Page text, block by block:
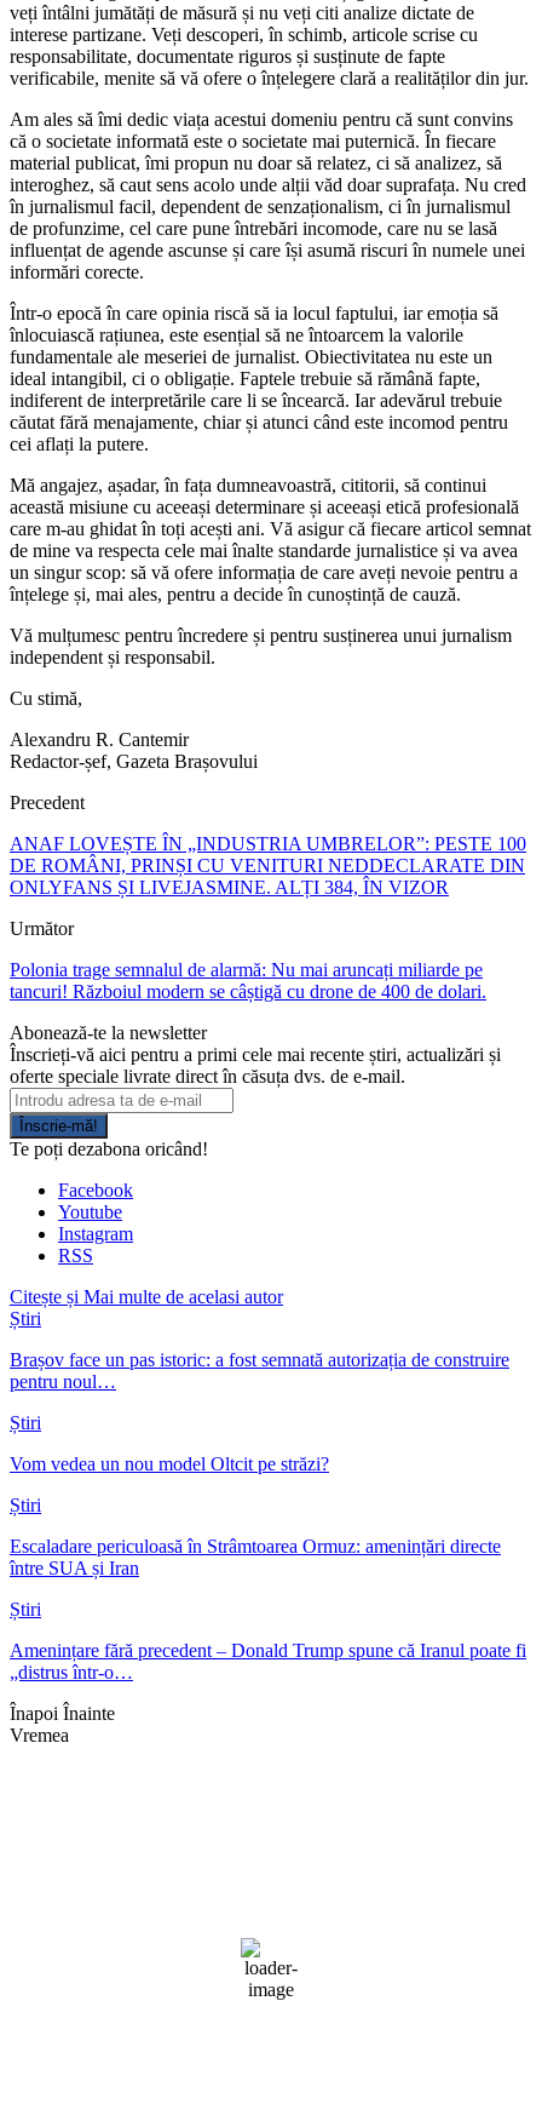
veți întâlni jumătăți de măsură și nu veți citi analize dictate de
interese partizane. Veți descoperi, în schimb, articole scrise cu
responsabilitate, documentate riguros și susținute de fapte
verificabile, menite să vă ofere o înțelegere clară a realităților din jur.
Am ales să îmi dedic viața acestui domeniu pentru că sunt convins
că o societate informată este o societate mai puternică. În fiecare
material publicat, îmi propun nu doar să relatez, ci să analizez, să
interoghez, să caut sens acolo unde alții văd doar suprafața. Nu cred
în jurnalismul facil, dependent de senzaționalism, ci în jurnalismul
de profunzime, cel care pune întrebări incomode, care nu se lasă
influențat de agende ascunse și care își asumă riscuri în numele unei
informări corecte.
Într-o epocă în care opinia riscă să ia locul faptului, iar emoția să
înlocuiască rațiunea, este esențial să ne întoarcem la valorile
fundamentale ale meseriei de jurnalist. Obiectivitatea nu este un
ideal intangibil, ci o obligație. Faptele trebuie să rămână fapte,
indiferent de interpretările care li se încearcă. Iar adevărul trebuie
căutat fără menajamente, chiar și atunci când este incomod pentru
cei aflați la putere.
Mă angajez, așadar, în fața dumneavoastră, cititorii, să continui
această misiune cu aceeași determinare și aceeași etică profesională
care m-au ghidat în toți acești ani. Vă asigur că fiecare articol semnat
de mine va respecta cele mai înalte standarde jurnalistice și va avea
un singur scop: să vă ofere informația de care aveți nevoie pentru a
înțelege și, mai ales, pentru a decide în cunoștință de cauză.
Vă mulțumesc pentru încredere și pentru susținerea unui jurnalism
independent și responsabil.
Cu stimă,
Alexandru R. Cantemir
Redactor-șef, Gazeta Brașovului
Precedent
ANAF LOVEȘTE ÎN „INDUSTRIA UMBRELOR”: PESTE 100
DE ROMÂNI, PRINȘI CU VENITURI NEDDECLARATE DIN
ONLYFANS ȘI LIVEJASMINE. ALȚI 384, ÎN VIZOR
Următor
Polonia trage semnalul de alarmă: Nu mai aruncați miliarde pe
tancuri! Războiul modern se câștigă cu drone de 400 de dolari.
Abonează-te la newsletter
Înscrieți-vă aici pentru a primi cele mai recente știri, actualizări și
oferte speciale livrate direct în căsuța dvs. de e-mail.
Înscrie-mă!
Te poți dezabona oricând!
Facebook
Youtube
Instagram
RSS
Citește și Mai multe de acelasi autor
Știri
Brașov face un pas istoric: a fost semnată autorizația de construire
pentru noul…
Știri
Vom vedea un nou model Oltcit pe străzi?
Știri
Escaladare periculoasă în Strâmtoarea Ormuz: amenințări directe
între SUA și Iran
Știri
Amenințare fără precedent – Donald Trump spune că Iranul poate fi
„distrus într-o…
Înapoi Înainte
Vremea
47 %
1011 mb
8 mph
Rafală vânturi: